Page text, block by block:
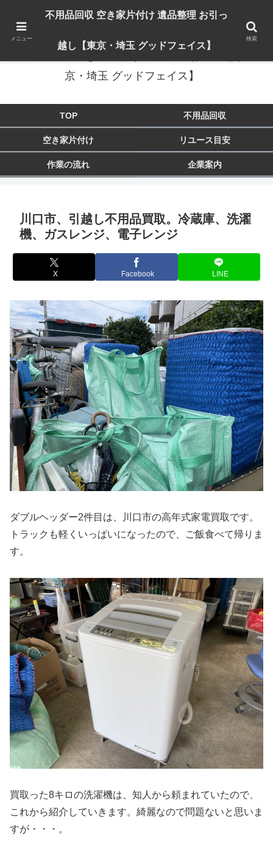
出張対応エリア：埼玉県 入間市 狭山市 飯能市 所沢市 川越市 日高市 鶴ヶ島市
京・埼玉 グッドフェイス】
TOP 不用品回収
空き家片付け リユース目安
作業の流れ 企業案内
川口市、引越し不用品買取。冷蔵庫、洗濯
機、ガスレンジ、電子レンジ
X Facebook LINE
ダブルヘッダー2件目は、川口市の高年式家電買取です。
トラックも軽くいっぱいになったので、ご飯食べて帰りま
す。
買取った8キロの洗濯機は、知人から頼まれていたので、
これから紹介していきます。綺麗なので問題ないと思いま
すが・・・。
メニュー
不用品回収 空き家片付け 遺品整理 お引っ
越し【東京・埼玉 グッドフェイス】
検索